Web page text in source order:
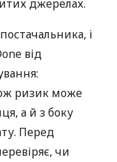
джерелах.
і
від
ризик може
а й з боку
Перед
чи